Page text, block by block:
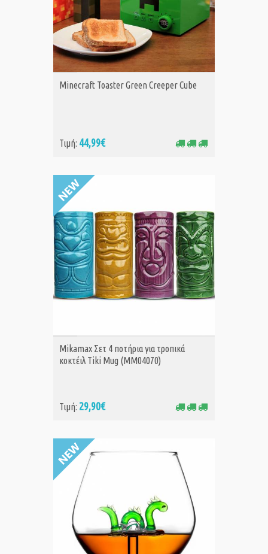
ΑΓΟΡΑ
Minecraft Toaster Green Creeper Cube
Τιμή: 44,99€
ΑΓΟΡΑ
Mikamax Σετ 4 ποτήρια για τροπικά
κοκτέιλ Tiki Mug (MM04070)
Τιμή: 29,90€